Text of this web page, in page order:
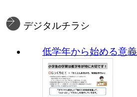
デジタルチラシ
低学年から始める意義